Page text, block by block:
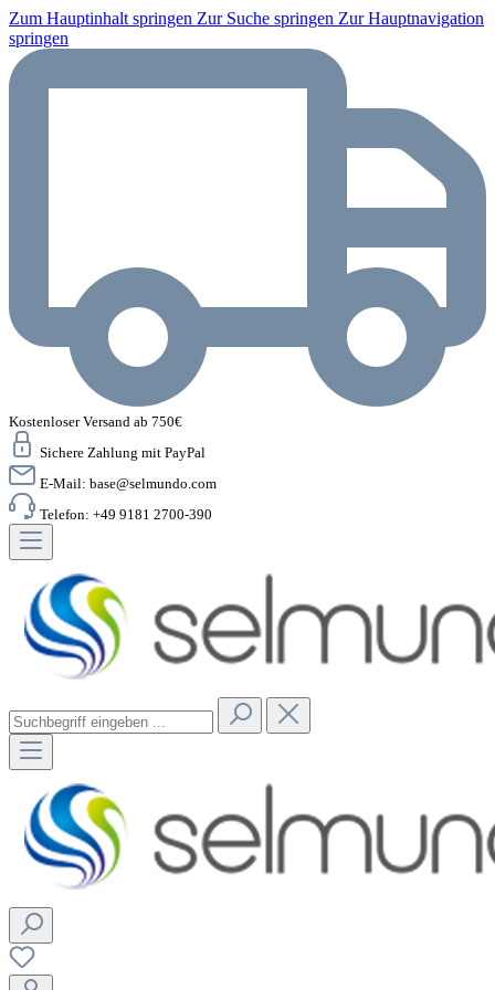
Zum Hauptinhalt springen Zur Suche springen Zur Hauptnavigation
springen
Kostenloser Versand ab 750€
Sichere Zahlung mit PayPal
E-Mail: base@selmundo.com
Telefon: +49 9181 2700-390